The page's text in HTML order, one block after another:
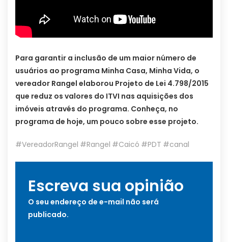
Para garantir a inclusão de um maior número de
usuários ao programa Minha Casa, Minha Vida, o
vereador Rangel elaborou Projeto de Lei 4.798/2015
que reduz os valores do ITVI nas aquisições dos
imóveis através do programa. Conheça, no
programa de hoje, um pouco sobre esse projeto.
‪#‎VereadorRangel‬ ‪#‎Rangel‬ ‪#‎Caicó‬ ‪#‎PDT‬ #canal
Escreva sua opinião
O seu endereço de e-mail não será
publicado.